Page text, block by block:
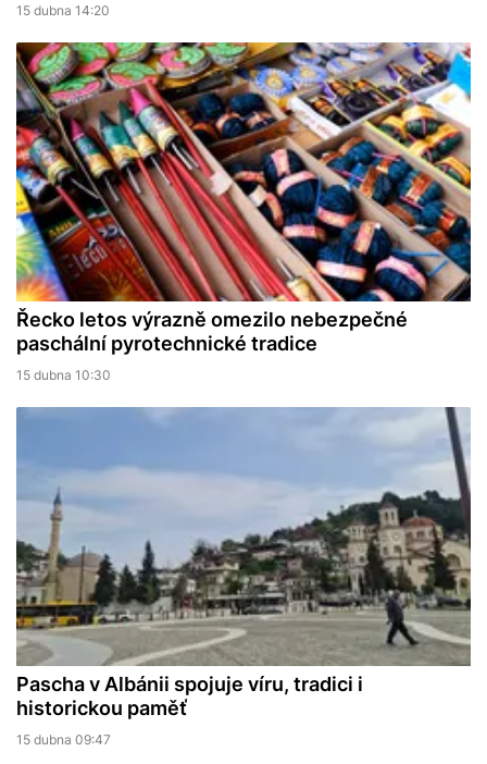
15 dubna 14:20
Řecko letos výrazně omezilo nebezpečné
paschální pyrotechnické tradice
15 dubna 10:30
Pascha v Albánii spojuje víru, tradici i
historickou paměť
15 dubna 09:47